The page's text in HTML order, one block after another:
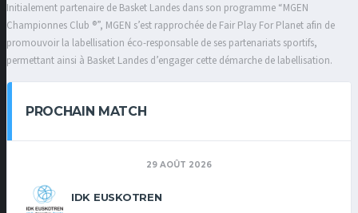
Initialement partenaire de Basket Landes dans son programme “MGEN
Championnes Club ®”, MGEN s’est rapprochée de Fair Play For Planet afin de
promouvoir la labellisation éco-responsable de ses partenariats sportifs,
permettant ainsi à Basket Landes d’engager cette démarche de labellisation.
PROCHAIN MATCH
29 AOÛT 2026
IDK EUSKOTREN